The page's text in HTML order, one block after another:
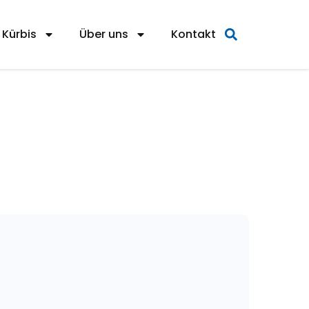
Kürbis Über uns Kontakt